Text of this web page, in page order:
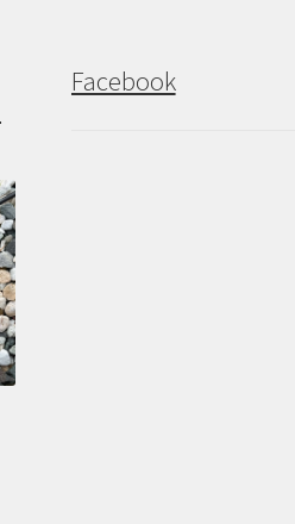
Facebook